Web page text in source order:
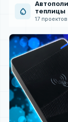
water_drop
теплицы
17 проектов